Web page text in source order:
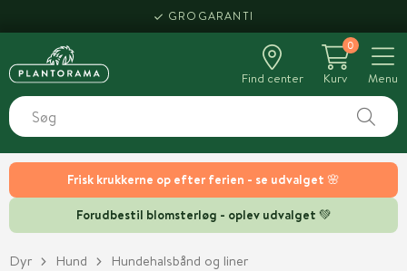
Frisk krukkerne op efter ferien - se udvalget 🌸
Forudbestil blomsterløg - oplev udvalget 💚
GROGARANTI
Find center
0
Kurv
Menu
Dyr Hund Hundehalsbånd og liner